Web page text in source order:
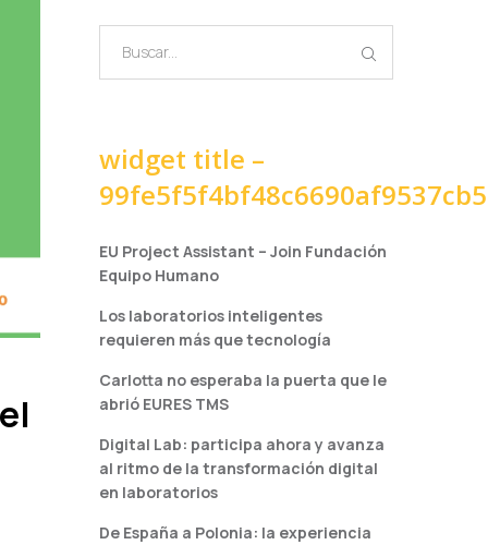
widget title –
EU Project Assistant – Join Fundación
Equipo Humano
Los laboratorios inteligentes
requieren más que tecnología
Carlotta no esperaba la puerta que le
abrió EURES TMS
Digital Lab: participa ahora y avanza
al ritmo de la transformación digital
en laboratorios
De España a Polonia: la experiencia